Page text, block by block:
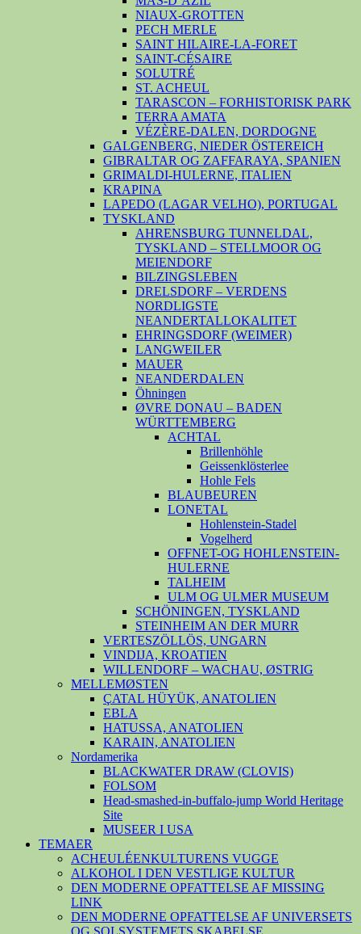
NIAUX-GROTTEN
PECH MERLE
SAINT HILAIRE-LA-FORET
SAINT-CÉSAIRE
SOLUTRÉ
ST. ACHEUL
TARASCON – FORHISTORISK PARK
TERRA AMATA
VÉZÈRE-DALEN, DORDOGNE
GALGENBERG, NIEDER ÖSTEREICH
GIBRALTAR OG ZAFFARAYA, SPANIEN
GRIMALDI-HULERNE, ITALIEN
KRAPINA
LAPEDO (LAGAR VELHO), PORTUGAL
TYSKLAND
AHRENSBURG TUNNELDAL,
TYSKLAND – STELLMOOR OG
MEIENDORF
BILZINGSLEBEN
DRELSDORF – VERDENS
NORDLIGSTE
NEANDERTALLOKALITET
EHRINGSDORF (WEIMER)
LANGWEILER
MAUER
NEANDERDALEN
Öhningen
ØVRE DONAU – BADEN
WÜRTTEMBERG
ACHTAL
Brillenhöhle
Geissenklösterlee
Hohle Fels
BLAUBEUREN
LONETAL
Hohlenstein-Stadel
Vogelherd
OFFNET-OG HOHLENSTEIN-
HULERNE
TALHEIM
ULM OG ULMER MUSEUM
SCHÖNINGEN, TYSKLAND
STEINHEIM AN DER MURR
VERTESZÖLLÖS, UNGARN
VINDIJA, KROATIEN
WILLENDORF – WACHAU, ØSTRIG
MELLEMØSTEN
ÇATAL HÜYÜK, ANATOLIEN
EBLA
HATUSSA, ANATOLIEN
KARAIN, ANATOLIEN
Nordamerika
BLACKWATER DRAW (CLOVIS)
FOLSOM
Head-smashed-in-buffalo-jump World Heritage
Site
MUSEER I USA
TEMAER
ACHEULÉENKULTURENS VUGGE
ALKOHOL I DEN VESTLIGE KULTUR
DEN MODERNE OPFATTELSE AF MISSING
LINK
DEN MODERNE OPFATTELSE AF UNIVERSETS
OG SOLSYSTEMETS SKABELSE